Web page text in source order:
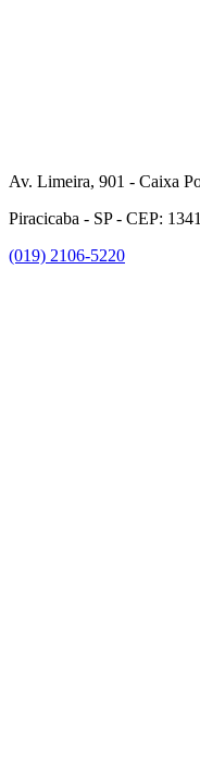
Av. Limeira, 901 - Caixa
Piracicaba - SP - CEP:
(019) 2106-5220